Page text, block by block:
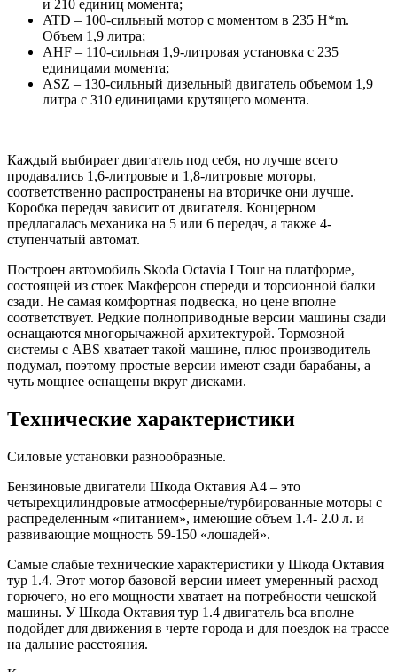
и 210 единиц момента;
ATD – 100-сильный мотор с моментом в 235 H*m.
Объем 1,9 литра;
AHF – 110-сильная 1,9-литровая установка с 235
единицами момента;
ASZ – 130-сильный дизельный двигатель объемом 1,9
литра с 310 единицами крутящего момента.
Каждый выбирает двигатель под себя, но лучше всего
продавались 1,6-литровые и 1,8-литровые моторы,
соответственно распространены на вторичке они лучше.
Коробка передач зависит от двигателя. Концерном
предлагалась механика на 5 или 6 передач, а также 4-
ступенчатый автомат.
Построен автомобиль Skoda Octavia I Tour на платформе,
состоящей из стоек Макферсон спереди и торсионной балки
сзади. Не самая комфортная подвеска, но цене вполне
соответствует. Редкие полноприводные версии машины сзади
оснащаются многорычажной архитектурой. Тормозной
системы с ABS хватает такой машине, плюс производитель
подумал, поэтому простые версии имеют сзади барабаны, а
чуть мощнее оснащены вкруг дисками.
Технические характеристики
Силовые установки разнообразные.
Бензиновые двигатели Шкода Октавия A4 – это
четырехцилиндровые атмосферные/турбированные моторы с
распределенным «питанием», имеющие объем 1.4- 2.0 л. и
развивающие мощность 59-150 «лошадей».
Самые слабые технические характеристики у Шкода Октавия
тур 1.4. Этот мотор базовой версии имеет умеренный расход
горючего, но его мощности хватает на потребности чешской
машины. У Шкода Октавия тур 1.4 двигатель bca вполне
подойдет для движения в черте города и для поездок на трассе
на дальние расстояния.